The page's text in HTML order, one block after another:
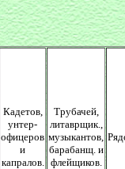
Кадетов,
унтер-
офицеров
и
капралов.
Трубачей,
литаврщик.,
музыкантов,
барабанщ. и
флейщиков.